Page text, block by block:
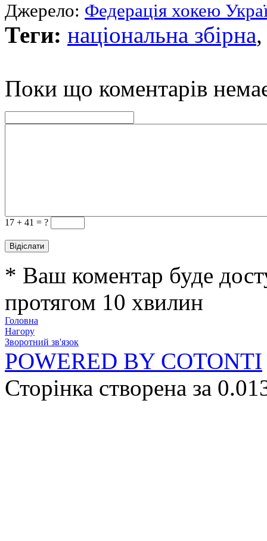
Джерело: Федерація хокею
Теги: національна збірна
Поки що коментарів
17 + 41 = ?
* Ваш коментар буде
протягом 10 хвилин
Головна
Нагору
Зворотний зв'язок
POWERED BY COTONTI
Сторінка створена за